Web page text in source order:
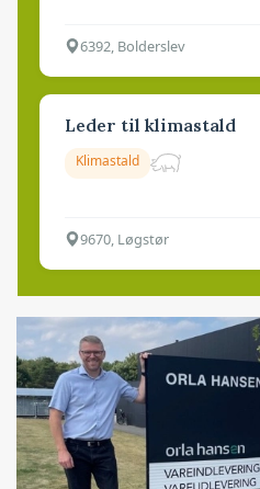
6392, Bolderslev
Leder til klimastald
Klimastald
9670, Løgstør